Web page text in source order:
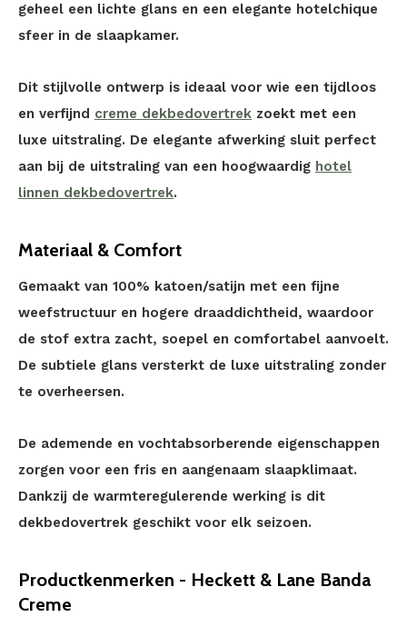
geheel een lichte glans en een elegante hotelchique
sfeer in de slaapkamer.
Dit stijlvolle ontwerp is ideaal voor wie een tijdloos
en verfijnd creme dekbedovertrek zoekt met een
luxe uitstraling. De elegante afwerking sluit perfect
aan bij de uitstraling van een hoogwaardig hotel
linnen dekbedovertrek.
Materiaal & Comfort
Gemaakt van 100% katoen/satijn met een fijne
weefstructuur en hogere draaddichtheid, waardoor
de stof extra zacht, soepel en comfortabel aanvoelt.
De subtiele glans versterkt de luxe uitstraling zonder
te overheersen.
De ademende en vochtabsorberende eigenschappen
zorgen voor een fris en aangenaam slaapklimaat.
Dankzij de warmteregulerende werking is dit
dekbedovertrek geschikt voor elk seizoen.
Productkenmerken - Heckett & Lane Banda
Creme